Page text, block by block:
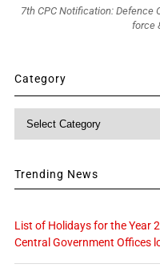
7th CPC Notification: Defence
force
Category
Category
Trending News
List of Holidays for the Year
Central Government Offices